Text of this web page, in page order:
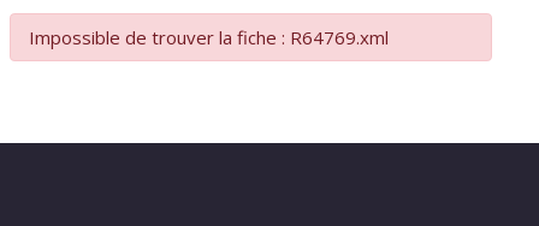
Impossible de trouver la fiche : R64769.xml